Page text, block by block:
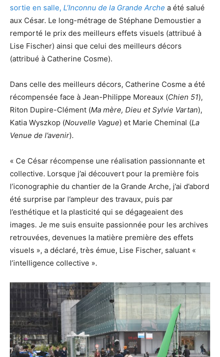
sortie en salle, L’Inconnu de la Grande Arche a été salué
aux César. Le long-métrage de Stéphane Demoustier a
remporté le prix des meilleurs effets visuels (attribué à
Lise Fischer) ainsi que celui des meilleurs décors
(attribué à Catherine Cosme).
Dans celle des meilleurs décors, Catherine Cosme a été
récompensée face à Jean-Philippe Moreaux (Chien 51),
Riton Dupire-Clément (Ma mère, Dieu et Sylvie Vartan),
Katia Wyszkop (Nouvelle Vague) et Marie Cheminal (La
Venue de l’avenir).
« Ce César récompense une réalisation passionnante et
collective. Lorsque j’ai découvert pour la première fois
l’iconographie du chantier de la Grande Arche, j’ai d’abord
été surprise par l’ampleur des travaux, puis par
l’esthétique et la plasticité qui se dégageaient des
images. Je me suis ensuite passionnée pour les archives
retrouvées, devenues la matière première des effets
visuels », a déclaré, très émue, Lise Fischer, saluant «
l’intelligence collective ».